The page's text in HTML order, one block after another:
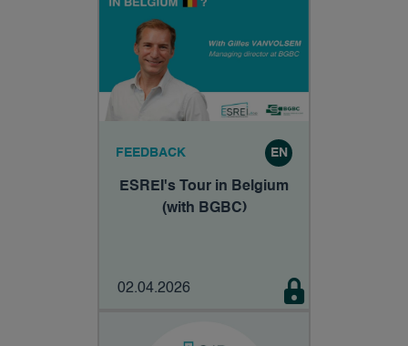
FEEDBACK EN
ESREI's Tour in Belgium
(with BGBC)
02.04.2026